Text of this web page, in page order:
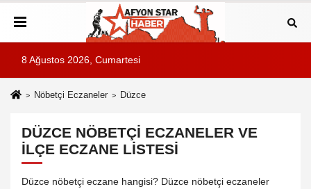
8 Ağustos 2026, Cumartesi
Nöbetçi Eczaneler Düzce
DÜZCE NÖBETÇI ECZANELER VE
İLÇE ECZANE LISTESI
Düzce nöbetçi eczane hangisi? Düzce nöbetçi eczaneler